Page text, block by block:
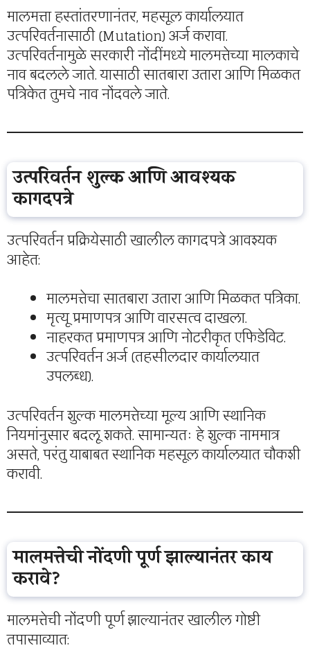
मालमत्ता हस्तांतरणानंतर, महसूल कार्यालयात
उत्परिवर्तनासाठी (Mutation) अर्ज करावा.
उत्परिवर्तनामुळे सरकारी नोंदींमध्ये मालमत्तेच्या मालकाचे
नाव बदलले जाते. यासाठी सातबारा उतारा आणि मिळकत
पत्रिकेत तुमचे नाव नोंदवले जाते.
उत्परिवर्तन शुल्क आणि आवश्यक
कागदपत्रे
उत्परिवर्तन प्रक्रियेसाठी खालील कागदपत्रे आवश्यक
आहेत:
मालमत्तेचा सातबारा उतारा आणि मिळकत पत्रिका.
मृत्यू प्रमाणपत्र आणि वारसत्व दाखला.
नाहरकत प्रमाणपत्र आणि नोटरीकृत एफिडेविट.
उत्परिवर्तन अर्ज (तहसीलदार कार्यालयात
उपलब्ध).
उत्परिवर्तन शुल्क मालमत्तेच्या मूल्य आणि स्थानिक
नियमांनुसार बदलू शकते. सामान्यतः हे शुल्क नाममात्र
असते, परंतु याबाबत स्थानिक महसूल कार्यालयात चौकशी
करावी.
मालमत्तेची नोंदणी पूर्ण झाल्यानंतर काय
करावे?
मालमत्तेची नोंदणी पूर्ण झाल्यानंतर खालील गोष्टी
तपासाव्यात: